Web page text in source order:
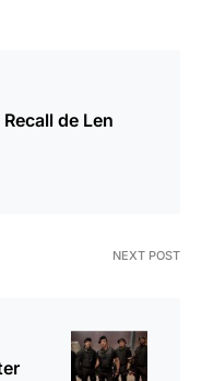
de Len
NEXT POST